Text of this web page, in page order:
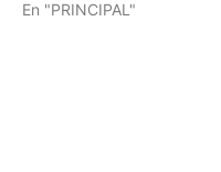
En "PRINCIPAL"